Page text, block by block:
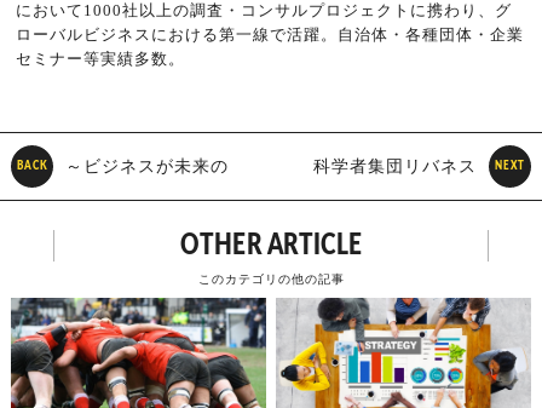
において1000社以上の調査・コンサルプロジェクトに携わり、グ
ローバルビジネスにおける第一線で活躍。自治体・各種団体・企業
セミナー等実績多数。
BACK ～ビジネスが未来の
ゲームで体感～ 持続可能な
ビジネスの在り方を考える
NEXT
科学者集団リバネス
しくみ「科学を知り、ビジ
ネスを創る方法」
OTHER ARTICLE
このカテゴリの他の記事